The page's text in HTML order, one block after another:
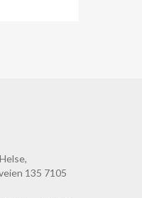
135 7105